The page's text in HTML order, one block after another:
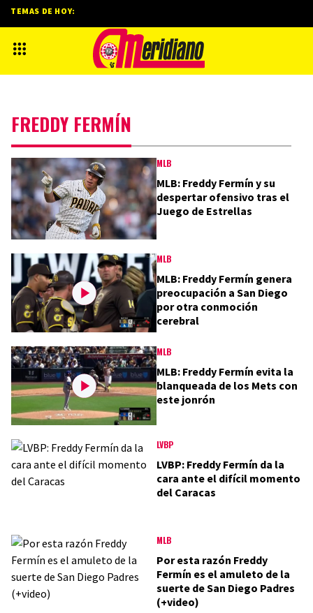
FREDDY FERMÍN
MLB
MLB: Freddy Fermín y su
despertar ofensivo tras el
Juego de Estrellas
MLB
MLB: Freddy Fermín genera
preocupación a San Diego
por otra conmoción
cerebral
MLB
MLB: Freddy Fermín evita la
blanqueada de los Mets con
este jonrón
LVBP
LVBP: Freddy Fermín da la
cara ante el difícil momento
del Caracas
MLB
Por esta razón Freddy
Fermín es el amuleto de la
suerte de San Diego Padres
(+video)
TEMAS DE HOY: